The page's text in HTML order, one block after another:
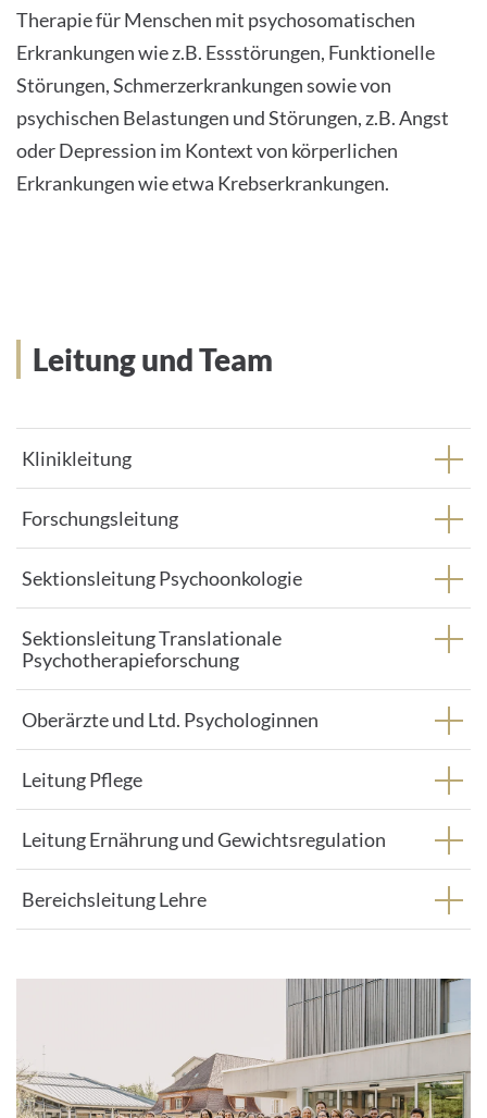
LEICHTE SPRACHE
Deutsch
Therapie für Menschen mit psychosomatischen
Erkrankungen wie z.B. Essstörungen, Funktionelle
Störungen, Schmerzerkrankungen sowie von
psychischen Belastungen und Störungen, z.B. Angst
oder Depression im Kontext von körperlichen
Erkrankungen wie etwa Krebserkrankungen.
Leitung und Team
Klinikleitung
Forschungsleitung
Sektionsleitung Psychoonkologie
Sektionsleitung Translationale
Psychotherapieforschung
Oberärzte und Ltd. Psychologinnen
Leitung Pflege
Leitung Ernährung und Gewichtsregulation
Bereichsleitung Lehre